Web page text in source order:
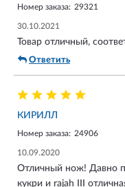
Номер заказа: 29321
30.10.2021
Товар отличный,
Ответить
КИРИЛЛ
Номер заказа: 24906
10.09.2020
Отличный нож! Давно
кукри и rajah III